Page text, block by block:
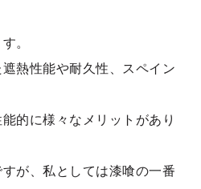
。
熱性能や耐久性、スペイン
的に様々なメリットがあり
が、私としては漆喰の一番